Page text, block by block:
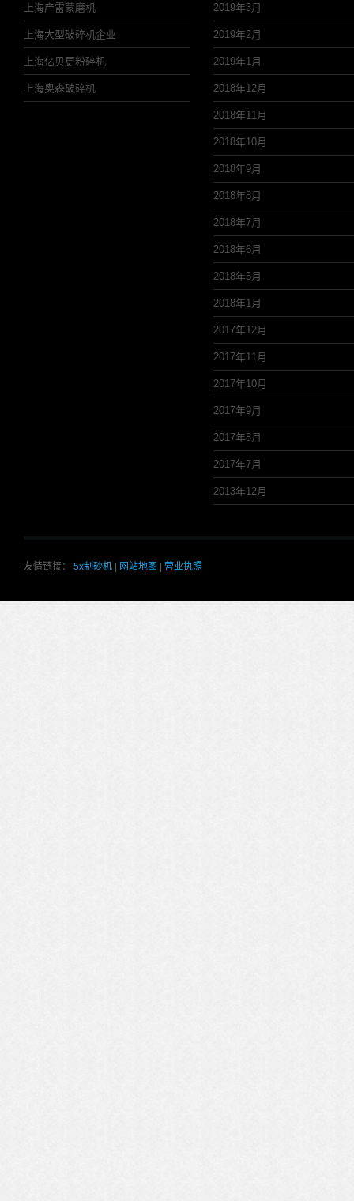
上海产雷蒙磨机
上海大型破碎机企业
上海亿贝更粉碎机
上海奥森破碎机
2019年3月
2019年2月
2019年1月
2018年12月
2018年11月
2018年10月
2018年9月
2018年8月
2018年7月
2018年6月
2018年5月
2018年1月
2017年12月
2017年11月
2017年10月
2017年9月
2017年8月
2017年7月
2013年12月
友情链接： 5x制砂机 | 网站地图 | 营业执照